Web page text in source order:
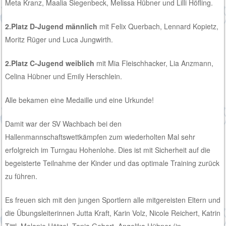
Meta Kranz, Maalia Siegenbeck, Melissa Hübner und Lilli Höfling.
2.Platz D-Jugend männlich mit Felix Querbach, Lennard Kopietz,
Moritz Rüger und Luca Jungwirth.
2.Platz C-Jugend weiblich mit Mia Fleischhacker, Lia Anzmann,
Celina Hübner und Emily Herschlein.
Alle bekamen eine Medaille und eine Urkunde!
Damit war der SV Wachbach bei den
Hallenmannschaftswettkämpfen zum wiederholten Mal sehr
erfolgreich im Turngau Hohenlohe. Dies ist mit Sicherheit auf die
begeisterte Teilnahme der Kinder und das optimale Training zurück
zu führen.
Es freuen sich mit den jungen Sportlern alle mitgereisten Eltern und
die Übungsleiterinnen Jutta Kraft, Karin Volz, Nicole Reichert, Katrin